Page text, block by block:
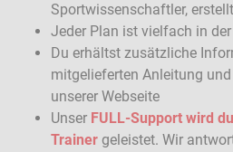
Sportwissenschaftler,
Jeder Plan ist vielfach in
Du erhältst zusätzliche
mitgelieferten Anleitung
unserer Webseite
Unser FULL-Support wird
Trainer geleistet. Wir